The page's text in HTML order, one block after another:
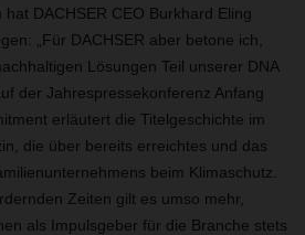
DACHSER CEO Burkhard Eling
„Für DACHSER aber betone ich,
Lösungen Teil unserer DNA
der Jahrespressekonferenz Anfang
erläutert die Titelgeschichte im
die über bereits erreichtes und das
beim Klimaschutz.
Zeiten gilt es umso mehr,
als Impulsgeber für die Branche stets